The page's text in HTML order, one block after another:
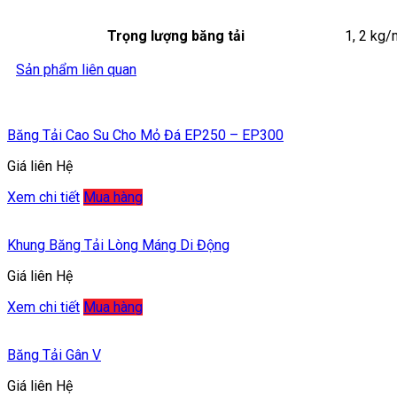
Trọng lượng băng tải
1, 2 kg/
Sản phẩm liên quan
Băng Tải Cao Su Cho Mỏ Đá EP250 – EP300
Giá liên Hệ
Xem chi tiết Mua hàng
Khung Băng Tải Lòng Máng Di Động
Giá liên Hệ
Xem chi tiết Mua hàng
Băng Tải Gân V
Giá liên Hệ